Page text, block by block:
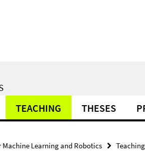
TEACHING THESES
Machine Learning and Robotics Teaching